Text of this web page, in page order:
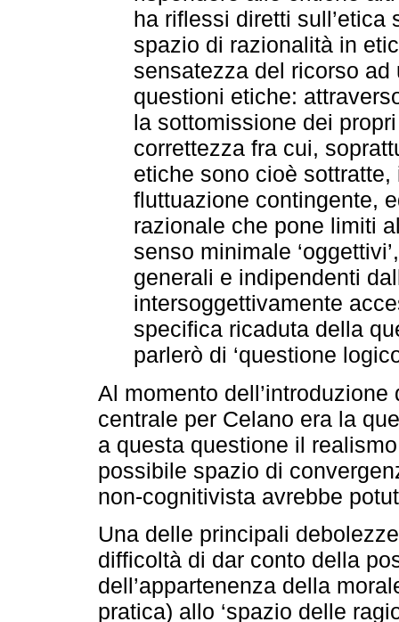
ha riflessi diretti
spazio di razionalità in
sensatezza del ricorso
questioni etiche:
la sottomissione dei
correttezza fra cui,
etiche sono cioè
fluttuazione contingente,
razionale che pone limiti
senso minimale
generali e indipendenti
intersoggettivamente
specifica ricaduta della
parlerò di ‘questione
Al momento
centrale per Celano era la
a questa questione il
possibile spazio di
non-cognitivista avrebbe
Una delle principali
difficoltà di dar conto della
dell’appartenenza della
pratica) allo ‘spazio delle